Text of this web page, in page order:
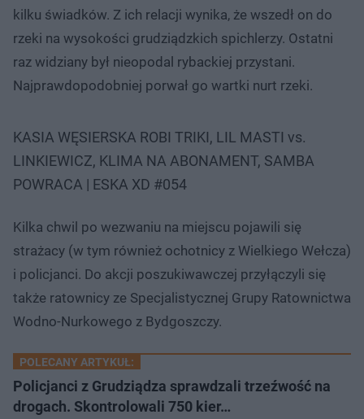
kilku świadków. Z ich relacji wynika, że wszedł on do
rzeki na wysokości grudziądzkich spichlerzy. Ostatni
raz widziany był nieopodal rybackiej przystani.
Najprawdopodobniej porwał go wartki nurt rzeki.
KASIA WĘSIERSKA ROBI TRIKI, LIL MASTI vs.
LINKIEWICZ, KLIMA NA ABONAMENT, SAMBA
POWRACA | ESKA XD #054
Kilka chwil po wezwaniu na miejscu pojawili się
strażacy (w tym również ochotnicy z Wielkiego Wełcza)
i policjanci. Do akcji poszukiwawczej przyłączyli się
także ratownicy ze Specjalistycznej Grupy Ratownictwa
Wodno-Nurkowego z Bydgoszczy.
POLECANY ARTYKUŁ:
Policjanci z Grudziądza sprawdzali trzeźwość na
drogach. Skontrolowali 750 kier…